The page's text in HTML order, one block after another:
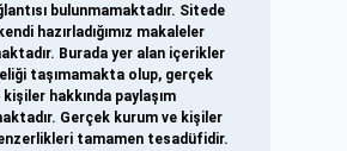
bulunmamaktadır. Sitede
hazırladığımız makaleler
Burada yer alan içerikler
taşımamakta olup, gerçek
hakkında paylaşım
Gerçek kurum ve kişiler
tamamen tesadüfidir.